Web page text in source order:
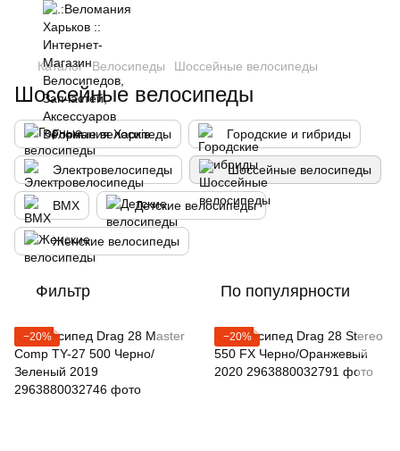
Каталог Велосипеды Шоссейные велосипеды
Шоссейные велосипеды
Горные велосипеды Городские и гибриды
Электровелосипеды Шоссейные велосипеды
BMX Детские велосипеды
Женские велосипеды
Фильтр По популярности
−20% −20%